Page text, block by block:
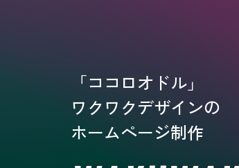
「ココロオドル」
ワクワクデザインの
ホームぺージ制作